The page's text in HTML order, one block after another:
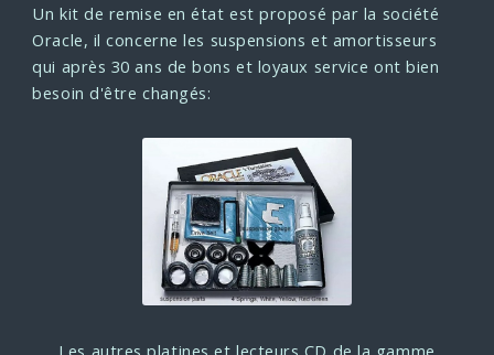
Un kit de remise en état est proposé par la société
Oracle, il concerne les suspensions et amortisseurs
qui après 30 ans de bons et loyaux service ont bien
besoin d'être changés: